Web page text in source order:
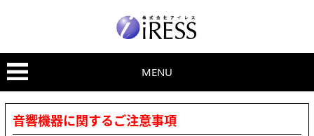
MENU
音響機器に関するご注意事項